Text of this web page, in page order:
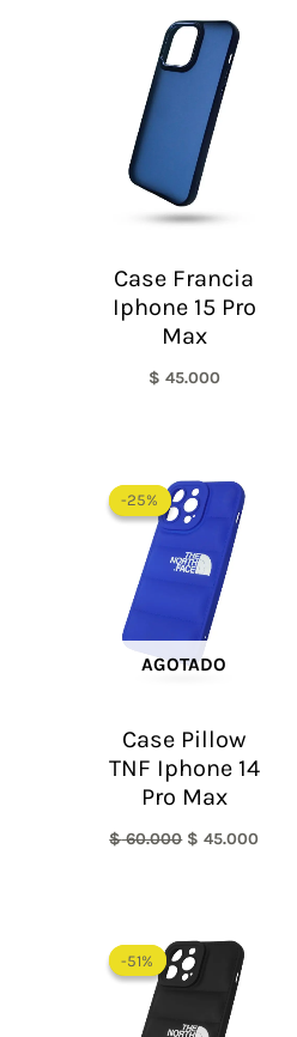
Case Francia
Iphone 15 Pro
Max
$ 45.000
-25%
AGOTADO
-25%
Case Pillow
TNF Iphone 14
Pro Max
$60.000
precio
original
era:
$ 60.000.
$ 45.000
-51%
-51%
precio
original
$ 60.000.